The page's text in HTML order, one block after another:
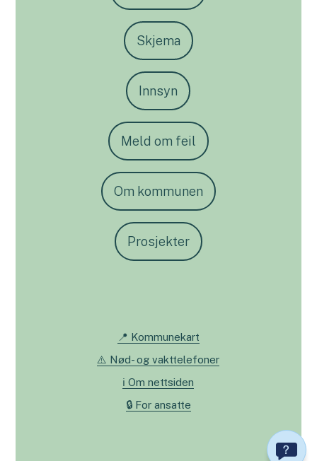
Skjema
Innsyn
Meld om feil
Om kommunen
Prosjekter
📍 Kommunekart
⚠️ Nød- og vakttelefoner
ℹ️ Om nettsiden
🔒 For ansatte